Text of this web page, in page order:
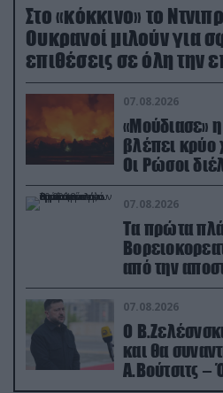
Στο «κόκκινο» το
Ουκρανοί μιλούν για
επιθέσεις σε όλη την
07.08.2026
«Μούδιασε»
βλέπει κρύο
Οι Ρώσοι
κολοσσού!
07.08.2026
Τα πρώτα
από την
που έφτασαν
07.08.2026
Ο
και θα
Α.Βούτσιτς – Όλα τα βλέμματα